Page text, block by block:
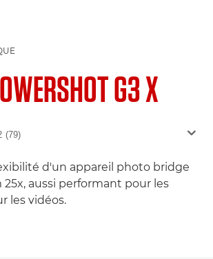
G3 X
(79)
d'un appareil photo bridge
aussi performant pour les
les vidéos.